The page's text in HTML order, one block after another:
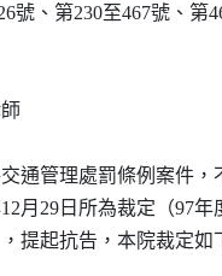
226號、第230至467號、第
通管理處罰條例案件
月29日所為裁定（97年
提起抗告，本院裁定如